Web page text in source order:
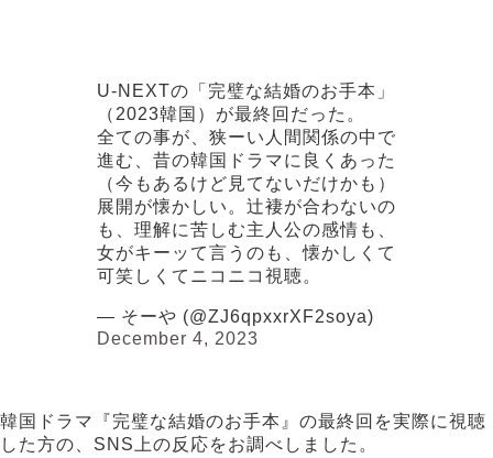
U-NEXTの「完璧な結婚のお手本」
（2023韓国）が最終回だった。
全ての事が、狭ーい人間関係の中で
進む、昔の韓国ドラマに良くあった
（今もあるけど見てないだけかも）
展開が懐かしい。辻褄が合わないの
も、理解に苦しむ主人公の感情も、
女がキーッて言うのも、懐かしくて
可笑しくてニコニコ視聴。
— そーや (@ZJ6qpxxrXF2soya)
December 4, 2023
韓国ドラマ『完璧な結婚のお手本』の最終回を実際に視聴
した方の、SNS上の反応をお調べしました。